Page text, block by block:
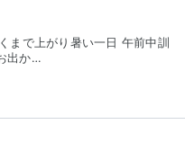
まで上がり暑い一日 午前中訓
出か…